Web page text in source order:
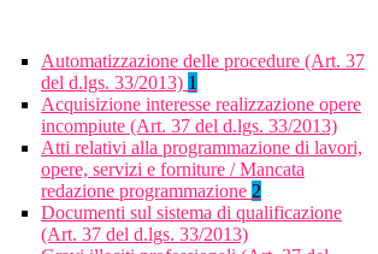
Automatizzazione delle procedure (Art. 37
del d.lgs. 33/2013) 1
Acquisizione interesse realizzazione opere
incompiute (Art. 37 del d.lgs. 33/2013)
Atti relativi alla programmazione di lavori,
opere, servizi e forniture / Mancata
redazione programmazione 2
Documenti sul sistema di qualificazione
(Art. 37 del d.lgs. 33/2013)